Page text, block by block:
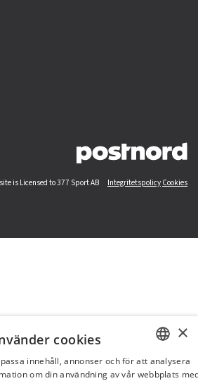
is Licensed to 377 Sport AB Integritetspolicy Cookies
SWEDISH
×
cookies
innehåll, annonser och för att analysera
om din användning av vår webbplats